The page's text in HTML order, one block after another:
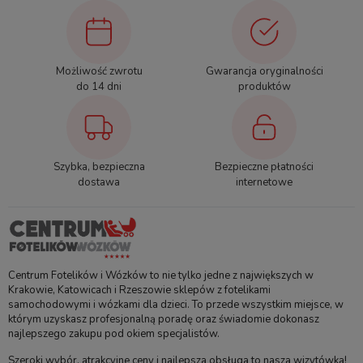
Zakres wzrostowy 40-87 cm
Zakres wagowy 0-13 kg
Kierunek jazdy Tyłem | RWF
Montaż ISOFIX
osobno)
Noga podpierająca
Top Tether
Montaż pasem
samochodowym
tak
Pasy kotwiczące nie
Możliwość zwrotu
do 14 dni
Gwarancja oryginalności
produktów
Szybka, bezpieczna
dostawa
Bezpieczne płatności
internetowe
Centrum Fotelików i Wózków to nie tylko jedne z największych w
Krakowie, Katowicach i Rzeszowie sklepów z fotelikami
samochodowymi i wózkami dla dzieci. To przede wszystkim miejsce, w
którym uzyskasz profesjonalną poradę oraz świadomie dokonasz
najlepszego zakupu pod okiem specjalistów.